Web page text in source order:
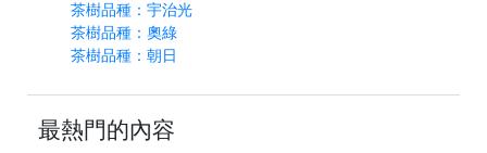
茶樹品種：宇治光
茶樹品種：奧綠
茶樹品種：朝日
最熱門的內容